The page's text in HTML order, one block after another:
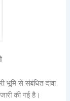
भूमि से संबंधित दावा
की गई है।